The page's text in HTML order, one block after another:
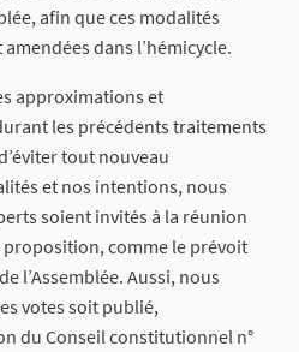
afin que ces modalités
dans l’hémicycle.
approximations et
les précédents traitements
tout nouveau
et nos intentions, nous
soient invités à la réunion
comme le prévoit
l’Assemblée. Aussi, nous
votes soit publié,
du Conseil constitutionnel n°